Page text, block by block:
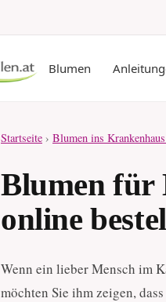
Blumen
Startseite › Blumen ins
Blumen für
online
Wenn ein lieber Mensch im
möchten Sie ihm zeigen,